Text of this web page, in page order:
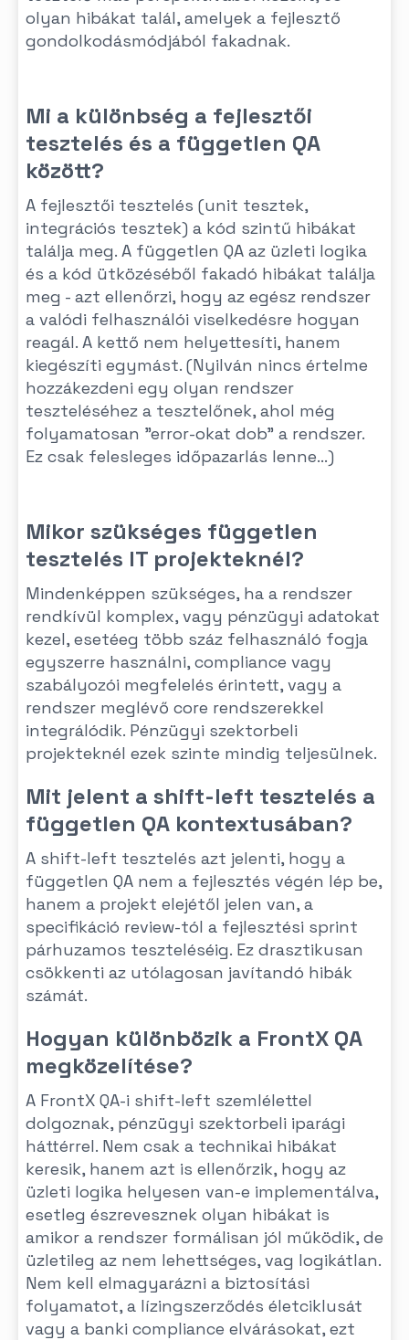
olyan hibákat talál, amelyek a fejlesztő
gondolkodásmódjából fakadnak.
Mi a különbség a fejlesztői
tesztelés és a független QA
között?
A fejlesztői tesztelés (unit tesztek,
integrációs tesztek) a kód szintű hibákat
találja meg. A független QA az üzleti logika
és a kód ütközéséből fakadó hibákat találja
meg - azt ellenőrzi, hogy az egész rendszer
a valódi felhasználói viselkedésre hogyan
reagál. A kettő nem helyettesíti, hanem
kiegészíti egymást. (Nyilván nincs értelme
hozzákezdeni egy olyan rendszer
teszteléséhez a tesztelőnek, ahol még
folyamatosan "error-okat dob" a rendszer.
Ez csak felesleges időpazarlás lenne...)
Mikor szükséges független
tesztelés IT projekteknél?
Mindenképpen szükséges, ha a rendszer
rendkívül komplex, vagy pénzügyi adatokat
kezel, esetéeg több száz felhasználó fogja
egyszerre használni, compliance vagy
szabályozói megfelelés érintett, vagy a
rendszer meglévő core rendszerekkel
integrálódik. Pénzügyi szektorbeli
projekteknél ezek szinte mindig teljesülnek.
Mit jelent a shift-left tesztelés a
független QA kontextusában?
A shift-left tesztelés azt jelenti, hogy a
független QA nem a fejlesztés végén lép be,
hanem a projekt elejétől jelen van, a
specifikáció review-tól a fejlesztési sprint
párhuzamos teszteléséig. Ez drasztikusan
csökkenti az utólagosan javítandó hibák
számát.
Hogyan különbözik a FrontX QA
megközelítése?
A FrontX QA-i shift-left szemlélettel
dolgoznak, pénzügyi szektorbeli iparági
háttérrel. Nem csak a technikai hibákat
keresik, hanem azt is ellenőrzik, hogy az
üzleti logika helyesen van-e implementálva,
esetleg észrevesznek olyan hibákat is
amikor a rendszer formálisan jól működik, de
üzletileg az nem lehettséges, vag logikátlan.
Nem kell elmagyarázni a biztosítási
folyamatot, a lízingszerződés életciklusát
vagy a banki compliance elvárásokat, ezt